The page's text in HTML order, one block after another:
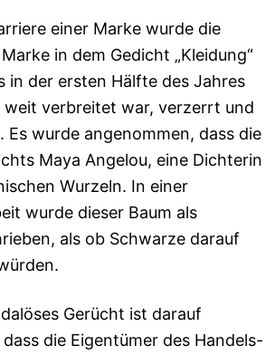
einer Marke wurde die
in dem Gedicht „Kleidung“
in der ersten Hälfte des Jahres
weit verbreitet war, verzerrt und
wurde angenommen, dass die
Maya Angelou, eine Dichterin
Wurzeln. In einer
wurde dieser Baum als
als ob Schwarze darauf
Gerücht ist darauf
die Eigentümer des Handels-